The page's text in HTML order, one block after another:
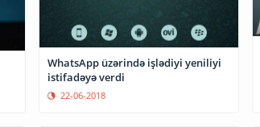
WhatsApp üzərində işlədiyi yeniliyi
istifadəyə verdi
22-06-2018